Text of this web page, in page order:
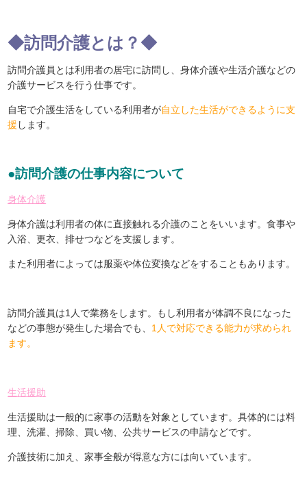
◆訪問介護とは？◆
訪問介護員とは利用者の居宅に訪問し、身体介護や生活介護などの
介護サービスを行う仕事です。
自宅で介護生活をしている利用者が自立した生活ができるように支
援 します。
●訪問介護の仕事内容について
身体介護
身体介護は利用者の体に直接触れる介護のことをいいます。食事や
入浴、更衣、排せつなどを支援します。
また利用者によっては服薬や体位変換などをすることもあります。
訪問介護員は1人で業務をします。もし利用者が体調不良になった
などの事態が発生した場合でも、 1人で対応できる能力が求められ
ます。
生活援助
生活援助は一般的に家事の活動を対象としています。具体的には料
理、洗濯、掃除、買い物、公共サービスの申請などです。
介護技術に加え、家事全般が得意な方には向いています。